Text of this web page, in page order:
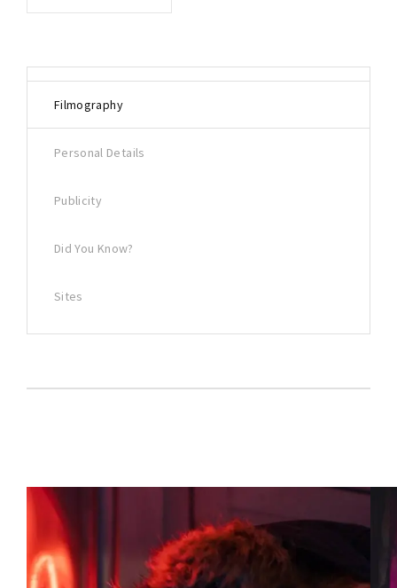
Filmography
Personal Details
Publicity
Did You Know?
Sites